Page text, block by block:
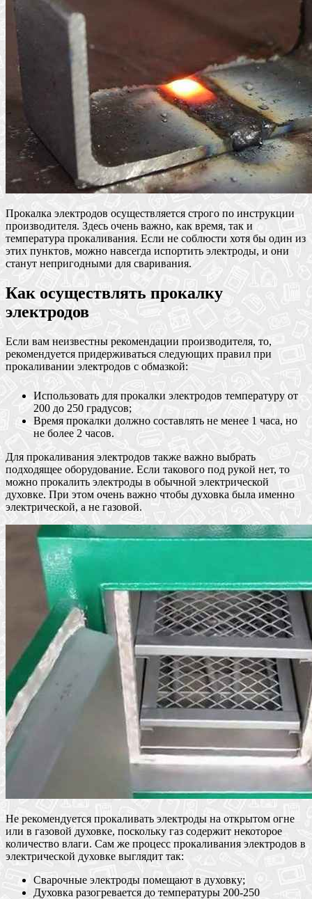
Прокалка электродов осуществляется строго по инструкции
производителя. Здесь очень важно, как время, так и
температура прокаливания. Если не соблюсти хотя бы один из
этих пунктов, можно навсегда испортить электроды, и они
станут непригодными для сваривания.
Как осуществлять прокалку
электродов
Если вам неизвестны рекомендации производителя, то,
рекомендуется придерживаться следующих правил при
прокаливании электродов с обмазкой:
Использовать для прокалки электродов температуру от
200 до 250 градусов;
Время прокалки должно составлять не менее 1 часа, но
не более 2 часов.
Для прокаливания электродов также важно выбрать
подходящее оборудование. Если такового под рукой нет, то
можно прокалить электроды в обычной электрической
духовке. При этом очень важно чтобы духовка была именно
электрической, а не газовой.
Не рекомендуется прокаливать электроды на открытом огне
или в газовой духовке, поскольку газ содержит некоторое
количество влаги. Сам же процесс прокаливания электродов в
электрической духовке выглядит так:
Сварочные электроды помещают в духовку;
Духовка разогревается до температуры 200-250